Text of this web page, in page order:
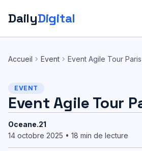
DailyDigital
Accueil chevron_right Event chevron_right Event Agile Tour
EVENT
Event Agile Tour
Oceane.21
14 octobre 2025 • 18 min de lecture